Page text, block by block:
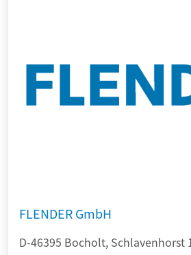
FLENDER GmbH
D-46395 Bocholt, Schlavenhorst